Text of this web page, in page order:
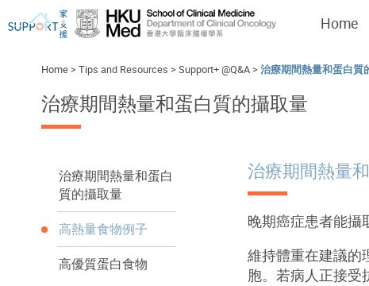
Home
Home> Tips and Resources > Support+ @Q&A> 治療期間熱量和蛋白質
治療期間熱量和蛋白質的攝取量
治療期間熱量和蛋白
質的攝取量
高熱量食物例子
高優質蛋白食物
治療期間熱量
晚期癌症患者能攝
維持體重在建議的
胞。若病人正接受